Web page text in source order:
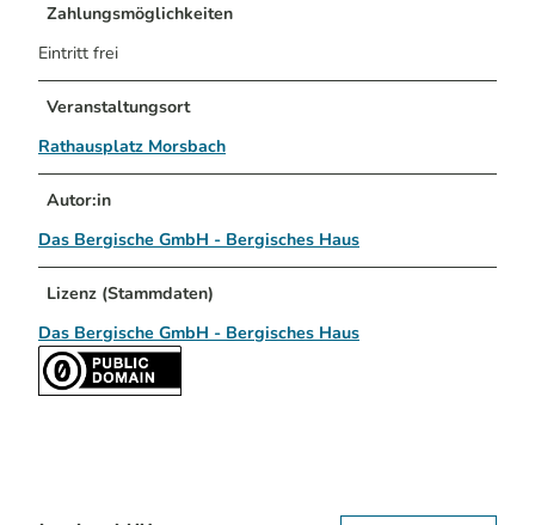
Zahlungsmöglichkeiten
Eintritt frei
Veranstaltungsort
Rathausplatz Morsbach
Autor:in
Das Bergische GmbH - Bergisches Haus
Lizenz (Stammdaten)
Das Bergische GmbH - Bergisches Haus